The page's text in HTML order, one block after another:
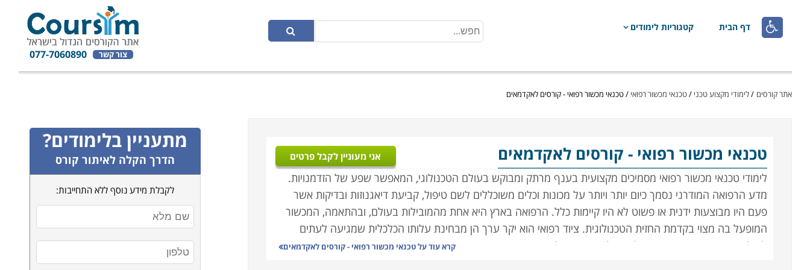
 דף הבית קטגוריות לימודים
צור קשר 077-7060890
אתר קורסים /לימודי מקצוע טכני /טכנאי מכשור רפואי /טכנאי מכשור רפואי - קורסים לאקדמאים
טכנאי מכשור רפואי- קורסים לאקדמאים אני מעוניין לקבל פרטים
לימודי טכנאי מכשור רפואי מסמיכים מקצועית בענף מרתק ומבוקש בעולם הטכנולוגי, המאפשר שפע של הזדמנויות.
מדע הרפואה המודרני נסמך כיום יותר ויותר על מכונות וכלים משוכללים לשם טיפול, קביעת דיאגנוזות ובדיקות אשר
פעם היו מבוצעות ידנית או פשוט לא היו קיימות כלל. הרפואה בארץ היא אחת מהמובילות בעולם, ובהתאמה, המכשור
המופעל בה מצוי בקדמת החזית הטכנולוגית. ציוד רפואי הוא יקר ערך הן מבחינת עלותו הכלכלית שמגיעה לעתים
למיליונים, והן מבחינת חיוניותו לתפעולן השוטף של המערכות המורכבות בהן הוא פועל.
קרא עוד עלטכנאי מכשור רפואי - קורסים לאקדמאים
מתעניין בלימודים?
הדרך הקלה לאיתור קורס
לקבלת מידע נוסף ללא התחייבות: